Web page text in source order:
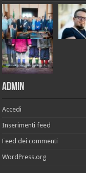
Admin
Accedi
Inserimenti feed
Feed dei commenti
WordPress.org